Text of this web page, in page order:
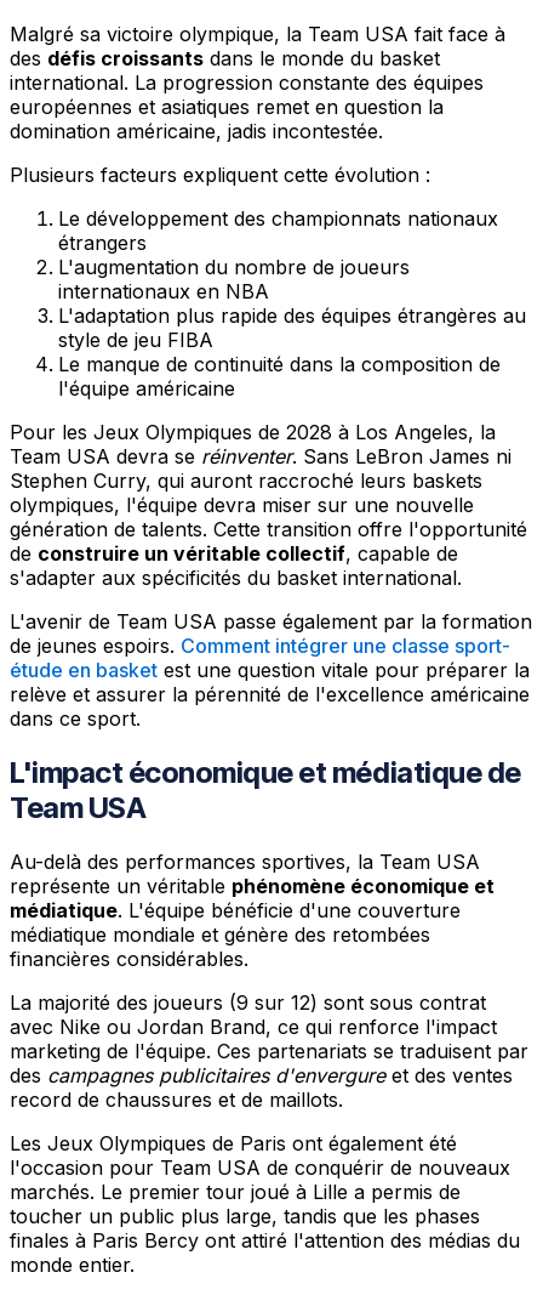
Malgré sa victoire olympique, la Team USA fait face à
des défis croissants dans le monde du basket
international. La progression constante des équipes
européennes et asiatiques remet en question la
domination américaine, jadis incontestée.
Plusieurs facteurs expliquent cette évolution :
Le développement des championnats nationaux
étrangers
L'augmentation du nombre de joueurs
internationaux en NBA
L'adaptation plus rapide des équipes étrangères au
style de jeu FIBA
Le manque de continuité dans la composition de
l'équipe américaine
Pour les Jeux Olympiques de 2028 à Los Angeles, la
Team USA devra se réinventer. Sans LeBron James ni
Stephen Curry, qui auront raccroché leurs baskets
olympiques, l'équipe devra miser sur une nouvelle
génération de talents. Cette transition offre l'opportunité
de construire un véritable collectif, capable de
s'adapter aux spécificités du basket international.
L'avenir de Team USA passe également par la formation
de jeunes espoirs. Comment intégrer une classe sport-
étude en basket est une question vitale pour préparer la
relève et assurer la pérennité de l'excellence américaine
dans ce sport.
L'impact économique et médiatique de
Team USA
Au-delà des performances sportives, la Team USA
représente un véritable phénomène économique et
médiatique. L'équipe bénéficie d'une couverture
médiatique mondiale et génère des retombées
financières considérables.
La majorité des joueurs (9 sur 12) sont sous contrat
avec Nike ou Jordan Brand, ce qui renforce l'impact
marketing de l'équipe. Ces partenariats se traduisent par
des campagnes publicitaires d'envergureet des ventes
record de chaussures et de maillots.
Les Jeux Olympiques de Paris ont également été
l'occasion pour Team USA de conquérir de nouveaux
marchés. Le premier tour joué à Lille a permis de
toucher un public plus large, tandis que les phases
finales à Paris Bercy ont attiré l'attention des médias du
monde entier.